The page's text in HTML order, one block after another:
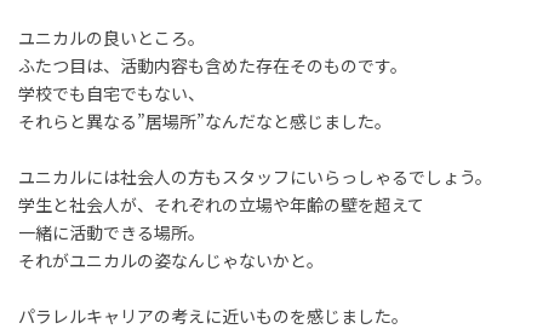
ユニカルの良いところ。
ふたつ目は、活動内容も含めた存在そのものです。
学校でも自宅でもない、
それらと異なる”居場所”なんだなと感じました。
ユニカルには社会人の方もスタッフにいらっしゃるでしょう。
学生と社会人が、それぞれの立場や年齢の壁を超えて
一緒に活動できる場所。
それがユニカルの姿なんじゃないかと。
パラレルキャリアの考えに近いものを感じました。